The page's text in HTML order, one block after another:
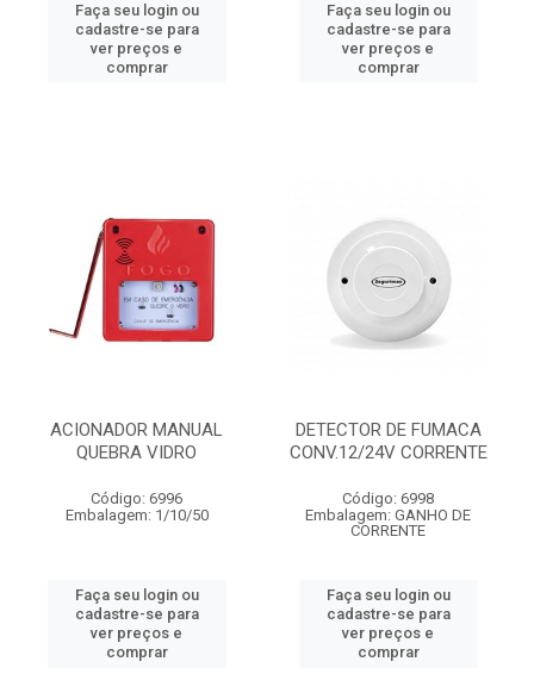
Faça seu login ou
cadastre-se para
ver preços e
comprar
Faça seu login ou
cadastre-se para
ver preços e
comprar
ACIONADOR MANUAL
QUEBRA VIDRO
Código: 6996
Embalagem: 1/10/50
Faça seu login ou
cadastre-se para
ver preços e
comprar
DETECTOR DE FUMACA
CONV.12/24V CORRENTE
Código: 6998
Embalagem: GANHO DE
CORRENTE
Faça seu login ou
cadastre-se para
ver preços e
comprar